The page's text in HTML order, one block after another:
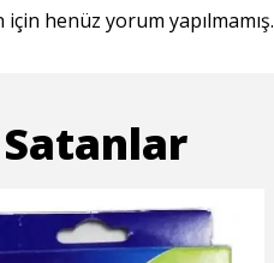
henüz yorum yapılmamış.